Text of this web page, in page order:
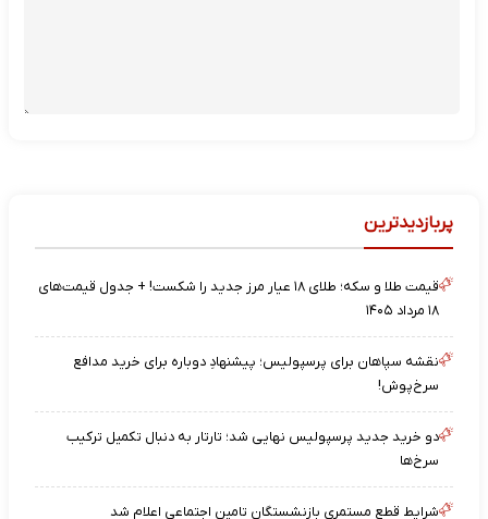
پربازدیدترین
قیمت طلا و سکه؛ طلای ۱۸ عیار مرز جدید را شکست! + جدول قیمت‌های
۱۸ مرداد ۱۴۰۵
نقشه‌ سپاهان برای پرسپولیس؛ پیشنهادِ دوباره برای خرید مدافع
سرخ‌پوش!
دو خرید جدید پرسپولیس نهایی شد؛ تارتار به دنبال تکمیل ترکیب
سرخ‌ها
شرایط قطع مستمری بازنشستگان تامین اجتماعی اعلام شد